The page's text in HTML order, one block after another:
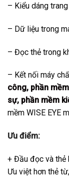
– Kiểu dáng
– Dữ liệu trong
– Đọc thẻ trong
– Kết nối máy
công, phần
sự, phần mềm
mềm WISE EYE
Ưu điểm:
+ Đầu đọc và thẻ
Ưu việt hơn thẻ